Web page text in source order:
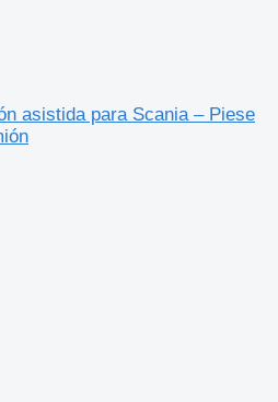
asistida para Scania – Piese